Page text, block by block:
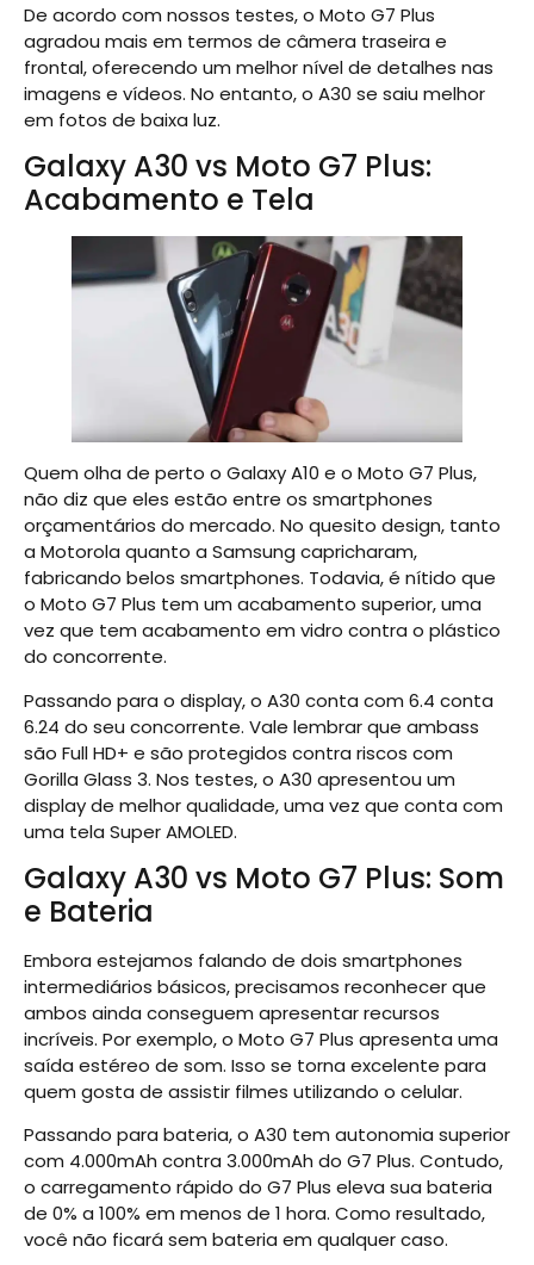
De acordo com nossos testes, o Moto G7 Plus
agradou mais em termos de câmera traseira e
frontal, oferecendo um melhor nível de detalhes nas
imagens e vídeos. No entanto, o A30 se saiu melhor
em fotos de baixa luz.
Galaxy A30 vs Moto G7 Plus:
Acabamento e Tela
Quem olha de perto o Galaxy A10 e o Moto G7 Plus,
não diz que eles estão entre os smartphones
orçamentários do mercado. No quesito design, tanto
a Motorola quanto a Samsung capricharam,
fabricando belos smartphones. Todavia, é nítido que
o Moto G7 Plus tem um acabamento superior, uma
vez que tem acabamento em vidro contra o plástico
do concorrente.
Passando para o display, o A30 conta com 6.4 conta
6.24 do seu concorrente. Vale lembrar que ambass
são Full HD+ e são protegidos contra riscos com
Gorilla Glass 3. Nos testes, o A30 apresentou um
display de melhor qualidade, uma vez que conta com
uma tela Super AMOLED.
Galaxy A30 vs Moto G7 Plus: Som
e Bateria
Embora estejamos falando de dois smartphones
intermediários básicos, precisamos reconhecer que
ambos ainda conseguem apresentar recursos
incríveis. Por exemplo, o Moto G7 Plus apresenta uma
saída estéreo de som. Isso se torna excelente para
quem gosta de assistir filmes utilizando o celular.
Passando para bateria, o A30 tem autonomia superior
com 4.000mAh contra 3.000mAh do G7 Plus. Contudo,
o carregamento rápido do G7 Plus eleva sua bateria
de 0% a 100% em menos de 1 hora. Como resultado,
você não ficará sem bateria em qualquer caso.